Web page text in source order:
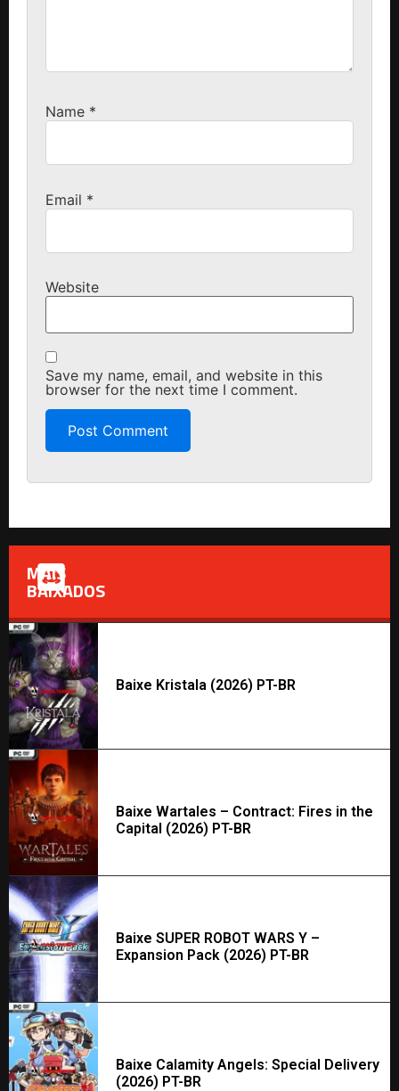
Name *
Email *
Website
Save my name, email, and website in this
browser for the next time I comment.
MAIS
BAIXADOS
Baixe Kristala (2026) PT-BR
Baixe Wartales – Contract: Fires in the
Capital (2026) PT-BR
Baixe SUPER ROBOT WARS Y –
Expansion Pack (2026) PT-BR
Baixe Calamity Angels: Special Delivery
(2026) PT-BR